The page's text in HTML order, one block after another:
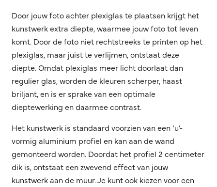
Door jouw foto achter plexiglas te plaatsen krijgt het
kunstwerk extra diepte, waarmee jouw foto tot leven
komt. Door de foto niet rechtstreeks te printen op het
plexiglas, maar juist te verlijmen, ontstaat deze
diepte. Omdat plexiglas meer licht doorlaat dan
regulier glas, worden de kleuren scherper, haast
briljant, en is er sprake van een optimale
dieptewerking en daarmee contrast.
Het kunstwerk is standaard voorzien van een ‘u’-
vormig aluminium profiel en kan aan de wand
gemonteerd worden. Doordat het profiel 2 centimeter
dik is, ontstaat een zwevend effect van jouw
kunstwerk aan de muur. Je kunt ook kiezen voor een